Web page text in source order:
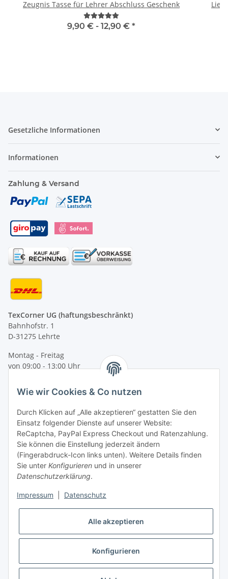
Zeugnis Tasse für Lehrer Abschluss Geschenk
9,90 € - 12,90 € *
Gesetzliche Informationen
Informationen
Zahlung & Versand
TexCorner UG (haftungsbeschränkt)
Bahnhofstr. 1
D-31275 Lehrte
Montag - Freitag
von 09:00 - 13:00 Uhr
Tel: +49 (0) 5132 8230689
E-Mail:mail@texcorner.de
Vertrag widerrufen
Wie wir Cookies & Co nutzen
Durch Klicken auf „Alle akzeptieren“ gestatten Sie den
Einsatz folgender Dienste auf unserer Website:
ReCaptcha, PayPal Express Checkout und Ratenzahlung.
Sie können die Einstellung jederzeit ändern
(Fingerabdruck-Icon links unten). Weitere Details finden
Sie unter Konfigurieren und in unserer
Datenschutzerklärung.
Impressum Datenschutz
Alle akzeptieren
Konfigurieren